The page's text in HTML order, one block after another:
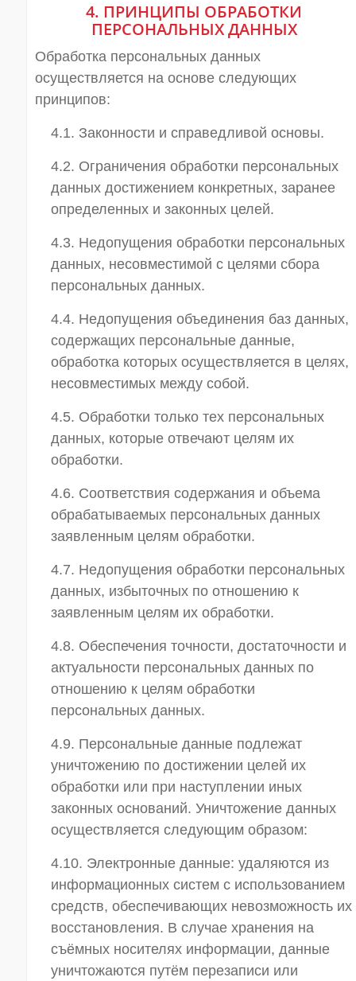
4. ПРИНЦИПЫ ОБРАБОТКИ
ПЕРСОНАЛЬНЫХ ДАННЫХ
Обработка персональных данных
осуществляется на основе следующих
принципов:
4.1. Законности и справедливой основы.
4.2. Ограничения обработки персональных
данных достижением конкретных, заранее
определенных и законных целей.
4.3. Недопущения обработки персональных
данных, несовместимой с целями сбора
персональных данных.
4.4. Недопущения объединения баз данных,
содержащих персональные данные,
обработка которых осуществляется в целях,
несовместимых между собой.
4.5. Обработки только тех персональных
данных, которые отвечают целям их
обработки.
4.6. Соответствия содержания и объема
обрабатываемых персональных данных
заявленным целям обработки.
4.7. Недопущения обработки персональных
данных, избыточных по отношению к
заявленным целям их обработки.
4.8. Обеспечения точности, достаточности и
актуальности персональных данных по
отношению к целям обработки
персональных данных.
4.9. Персональные данные подлежат
уничтожению по достижении целей их
обработки или при наступлении иных
законных оснований. Уничтожение данных
осуществляется следующим образом:
4.10. Электронные данные: удаляются из
информационных систем с использованием
средств, обеспечивающих невозможность их
восстановления. В случае хранения на
съёмных носителях информации, данные
уничтожаются путём перезаписи или